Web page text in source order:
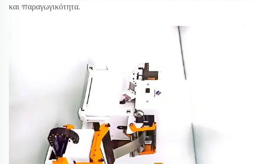
και παραγωγικότητα.